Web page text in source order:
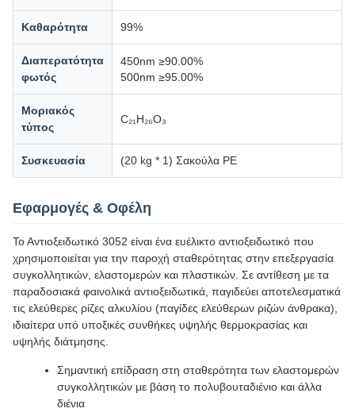
Καθαρότητα 99%
Διαπερατότητα
φωτός
450nm ≥90.00%
500nm ≥95.00%
Μοριακός
τύπος
C₂₁H₂₆O₃
Συσκευασία (20 kg * 1) Σακούλα PE
Εφαρμογές & Οφέλη
Το Αντιοξειδωτικό 3052 είναι ένα ευέλικτο αντιοξειδωτικό που
χρησιμοποιείται για την παροχή σταθερότητας στην επεξεργασία
συγκολλητικών, ελαστομερών και πλαστικών. Σε αντίθεση με τα
παραδοσιακά φαινολικά αντιοξειδωτικά, παγιδεύει αποτελεσματικά
τις ελεύθερες ρίζες αλκυλίου (παγίδες ελεύθερων ριζών άνθρακα),
ιδιαίτερα υπό υποξικές συνθήκες υψηλής θερμοκρασίας και
υψηλής διάτμησης.
Σημαντική επίδραση στη σταθερότητα των ελαστομερών
συγκολλητικών με βάση το πολυβουταδιένιο και άλλα
διένια